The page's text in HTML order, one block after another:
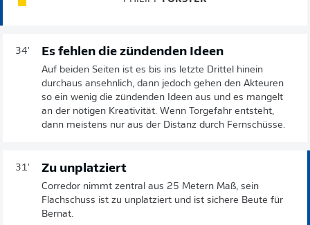
34' Es fehlen die zündenden Ideen
Auf beiden Seiten ist es bis ins letzte Drittel hinein
durchaus ansehnlich, dann jedoch gehen den Akteuren
so ein wenig die zündenden Ideen aus und es mangelt
an der nötigen Kreativität. Wenn Torgefahr entsteht,
dann meistens nur aus der Distanz durch Fernschüsse.
31' Zu unplatziert
Corredor nimmt zentral aus 25 Metern Maß, sein
Flachschuss ist zu unplatziert und ist sichere Beute für
Bernat.